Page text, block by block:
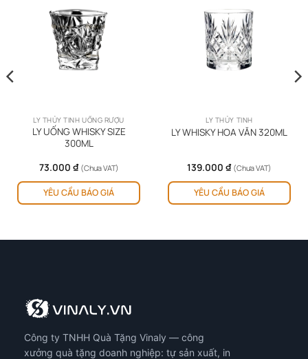
LY THỦY TINH UỐNG RƯỢU
LY UỐNG WHISKY SIZE
300ML
73.000 ₫ (Chưa VAT)
YÊU CẦU BÁO GIÁ
LY THỦY TINH
LY WHISKY HOA VĂN 320ML
139.000 ₫ (Chưa VAT)
YÊU CẦU BÁO GIÁ
Công ty TNHH Quà Tặng Vinaly — công
xưởng quà tặng doanh nghiệp: tự sản xuất, in